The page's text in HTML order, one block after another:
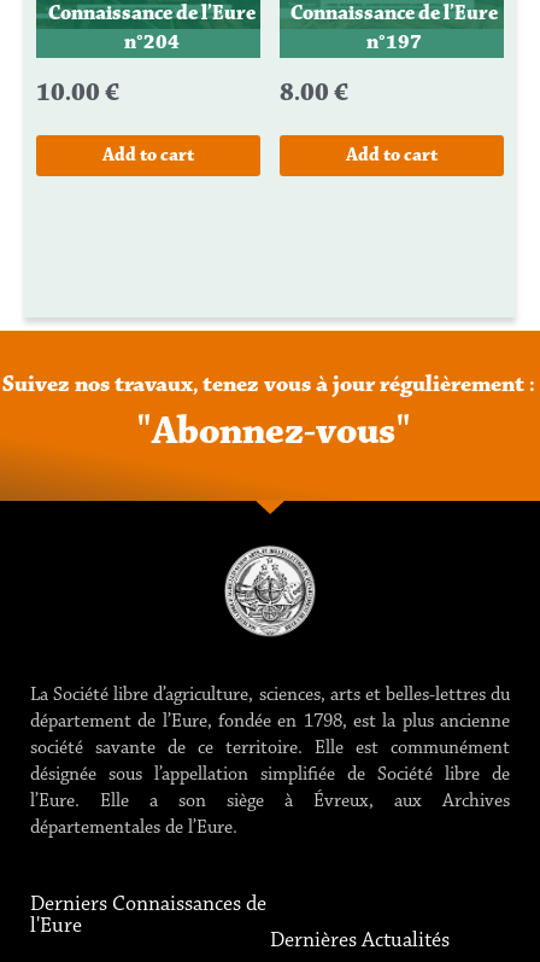
Connaissance de l’Eure
n°204
10.00 €
Add to cart
Connaissance de l’Eure
n°197
8.00 €
Add to cart
Suivez nos travaux, tenez vous à jour régulièrement :
"Abonnez-vous"
La Société libre d’agriculture, sciences, arts et belles-lettres du
département de l’Eure, fondée en 1798, est la plus ancienne
société savante de ce territoire. Elle est communément
désignée sous l’appellation simplifiée de Société libre de
l’Eure. Elle a son siège à Évreux, aux Archives
départementales de l’Eure.
Derniers Connaissances de
l'Eure
Dernières Actualités